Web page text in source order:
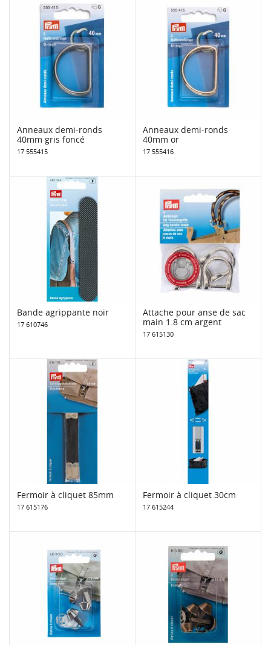
Anneaux demi-ronds
40mm gris foncé
17 555415
Anneaux demi-ronds
40mm or
17 555416
Bande agrippante noir
17 610746
Attache pour anse de sac
main 1.8 cm argent
17 615130
Fermoir à cliquet 85mm
17 615176
Fermoir à cliquet 30cm
17 615244